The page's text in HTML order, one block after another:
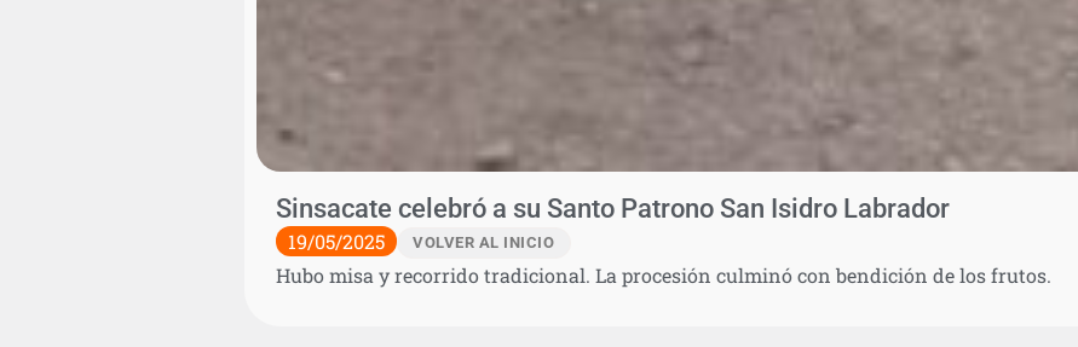
Sinsacate celebró a su Santo Patrono San Isidro Labrador
19/05/2025 VOLVER AL INICIO
Hubo misa y recorrido tradicional. La procesión culminó con bendición de los frutos.